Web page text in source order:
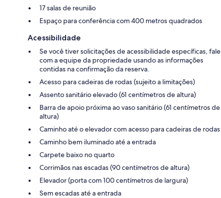
17 salas de reunião
Espaço para conferência com 400 metros quadrados
Acessibilidade
Se você tiver solicitações de acessibilidade específicas, fale
com a equipe da propriedade usando as informações
contidas na confirmação da reserva.
Acesso para cadeiras de rodas (sujeito a limitações)
Assento sanitário elevado (61 centímetros de altura)
Barra de apoio próxima ao vaso sanitário (61 centímetros de
altura)
Caminho até o elevador com acesso para cadeiras de rodas
Caminho bem iluminado até a entrada
Carpete baixo no quarto
Corrimãos nas escadas (90 centímetros de altura)
Elevador (porta com 100 centímetros de largura)
Sem escadas até a entrada